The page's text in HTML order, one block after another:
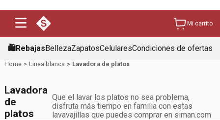
Mi carrito
🛍️RebajasBellezaZapatosCelularesCondiciones de ofertas
Linea blanca Lavadora de platos
Lavadora
de
platos
Que el lavar los platos no sea problema,
disfruta más tiempo en familia con estas
lavavajillas que puedes comprar en siman.com